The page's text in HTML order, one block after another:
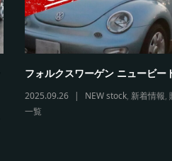
フォルクスワーゲン ニュービー
2025.09.26 NEW stock, 新着情報,
一覧